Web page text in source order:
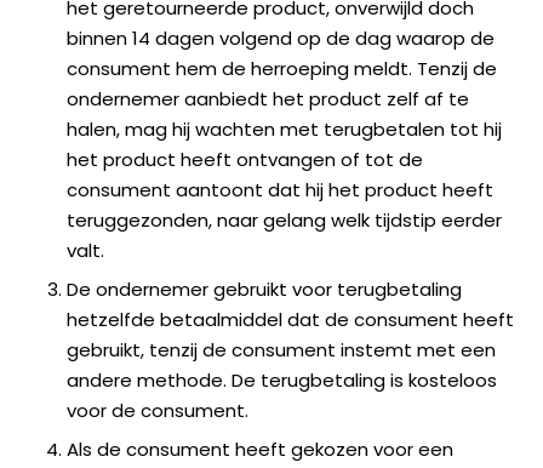
het geretourneerde product, onverwijld doch
binnen 14 dagen volgend op de dag waarop de
consument hem de herroeping meldt. Tenzij de
ondernemer aanbiedt het product zelf af te
halen, mag hij wachten met terugbetalen tot hij
het product heeft ontvangen of tot de
consument aantoont dat hij het product heeft
teruggezonden, naar gelang welk tijdstip eerder
valt.
De ondernemer gebruikt voor terugbetaling
hetzelfde betaalmiddel dat de consument heeft
gebruikt, tenzij de consument instemt met een
andere methode. De terugbetaling is kosteloos
voor de consument.
Als de consument heeft gekozen voor een